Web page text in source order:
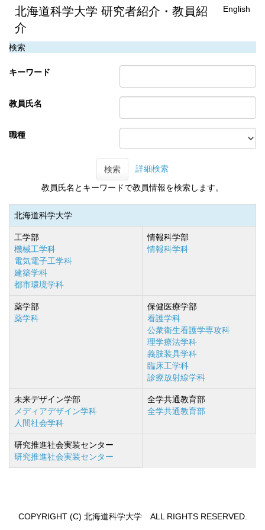
北海道科学大学 研究者紹介・教員紹
介
English
検索
キーワード
教員氏名
職種
検索 詳細検索
教員氏名とキーワードで教員情報を検索します。
北海道科学大学
工学部
機械工学科
電気電子工学科
建築学科
都市環境学科
情報科学部
情報科学科
薬学部
薬学科
保健医療学部
看護学科
公衆衛生看護学専攻科
理学療法学科
義肢装具学科
臨床工学科
診療放射線学科
未来デザイン学部
メディアデザイン学科
人間社会学科
全学共通教育部
全学共通教育部
研究推進社会実装センター
研究推進社会実装センター
COPYRIGHT (C) 北海道科学大学 ALL RIGHTS RESERVED.